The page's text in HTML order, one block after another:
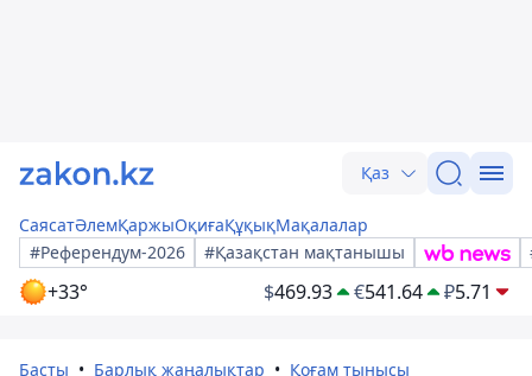
Қаз
СаясатӘлемҚаржыОқиғаҚұқықМақалалар
#Референдум-2026
#Қазақстан мақтанышы
+33° $469.93 €541.64 ₽5.71
Басты Барлық жаңалықтар Қоғам тынысы